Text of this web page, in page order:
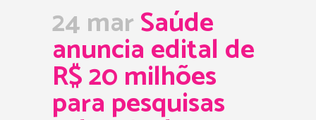
24 marSaúde
anuncia edital de
R$ 20 milhões
para pesquisas